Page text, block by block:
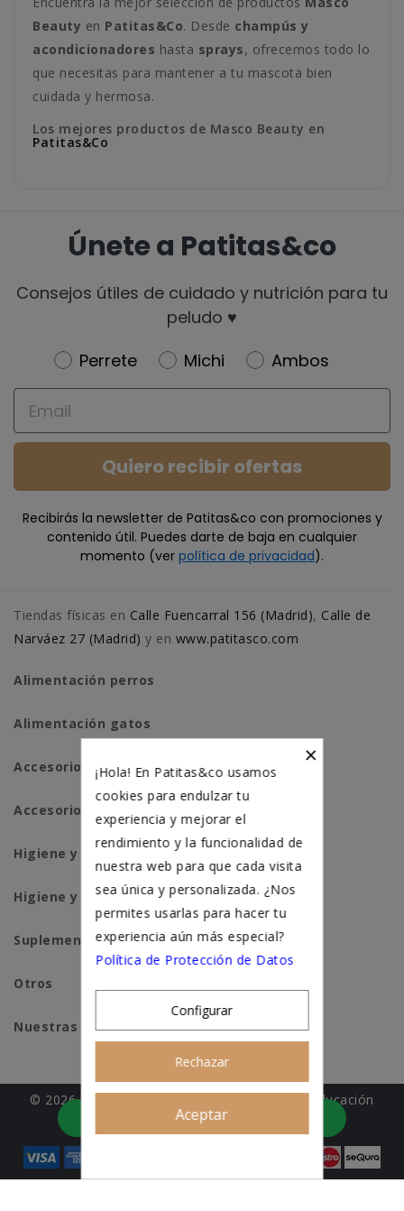
Beauty en Patitas&Co. Desde champús y
acondicionadores hasta sprays, ofrecemos todo lo
que necesitas para mantener a tu mascota bien
cuidada y hermosa.
Los mejores productos de Masco Beauty en
Patitas&Co
Únete a Patitas&co
Consejos útiles de cuidado y nutrición para tu
peludo ♥️
Newsletter
Perrete Michi
Ambos
Email
Quiero recibir ofertas
Recibirás la newsletter de Patitas&co con promociones y
contenido útil. Puedes darte de baja en cualquier
momento (ver política de privacidad).
Tiendas físicas en Calle Fuencarral 156 (Madrid), Calle de
Narváez 27 (Madrid) y en www.patitasco.com
Alimentación perros
Alimentación gatos
Accesorios perros
Accesorios para gatos
Higiene y salud perros
Higiene y salud gatos
Suplementación natural
Otros
Nuestras tiendas
© 2026 - Patitas&co, Alimentación natural y educación
amable
Asesoramiento personalizado
×
¡Hola! En Patitas&co usamos
cookies para endulzar tu
experiencia y mejorar el
rendimiento y la funcionalidad de
nuestra web para que cada visita
sea única y personalizada. ¿Nos
permites usarlas para hacer tu
experiencia aún más especial?
Política de Protección de Datos
Configurar
Rechazar
Aceptar